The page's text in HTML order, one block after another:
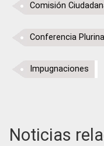
Comisión
Conferencia
Impugnaciones
Noticias